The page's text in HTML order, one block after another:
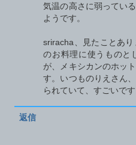
気温の高さに弱ってい
ようです。
sriracha、見たことあ
のお料理に使うものと
が、メキシカンのホッ
す。いつものりえさん
られていて、すごいです
返信